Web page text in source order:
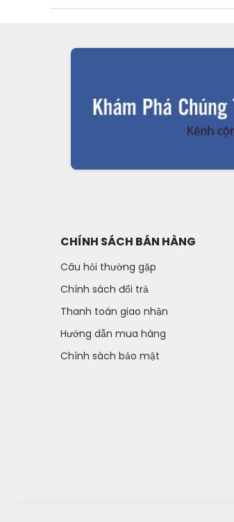
CHÍNH SÁCH BÁN HÀNG
Câu hỏi thường gặp
Chính sách đổi trả
Thanh toán giao nhận
Hướng dẫn mua hàng
Chính sách bảo mật